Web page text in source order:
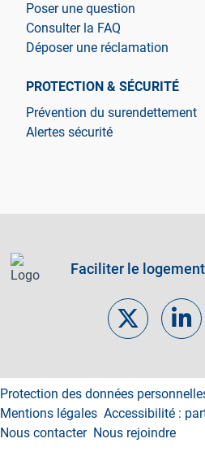
Poser une question
Consulter la FAQ
Déposer une réclamation
PROTECTION & SÉCURITÉ
Prévention du surendettement
Alertes sécurité
Faciliter le
Footer links
Protection des données
Mentions légales Accessibilité :
Nous contacter Nous rejoindre